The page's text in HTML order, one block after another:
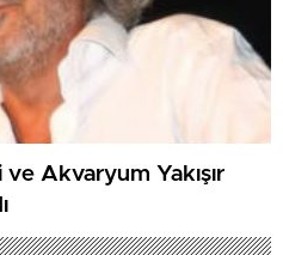
ve Akvaryum Yakışır